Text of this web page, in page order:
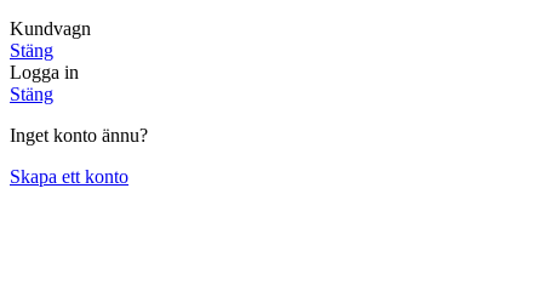
Kundvagn
Stäng
Logga in
Stäng
Inget konto ännu?
Skapa ett konto